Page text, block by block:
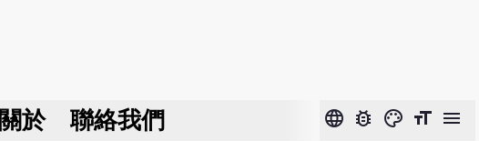
關於 聯絡我們 language bug_report color_lens format_size menu